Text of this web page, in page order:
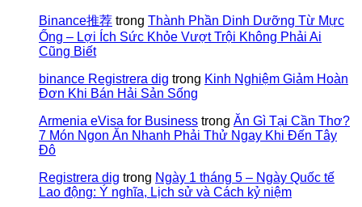
Binance推荐 trong Thành Phần Dinh Dưỡng Từ Mực
Ống – Lợi Ích Sức Khỏe Vượt Trội Không Phải Ai
Cũng Biết
binance Registrera dig trong Kinh Nghiệm Giảm Hoàn
Đơn Khi Bán Hải Sản Sống
Armenia eVisa for Business trong Ăn Gì Tại Cần Thơ?
7 Món Ngon Ăn Nhanh Phải Thử Ngay Khi Đến Tây
Đô
Registrera dig trong Ngày 1 tháng 5 – Ngày Quốc tế
Lao động: Ý nghĩa, Lịch sử và Cách kỷ niệm